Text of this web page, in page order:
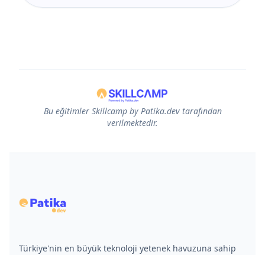
Bu eğitimler Skillcamp by Patika.dev tarafından
verilmektedir.
Türkiye'nin en büyük teknoloji yetenek havuzuna sahip